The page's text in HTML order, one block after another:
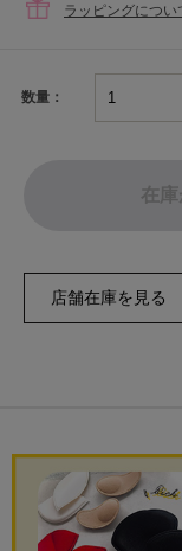
ラッピングについ
数量：
在